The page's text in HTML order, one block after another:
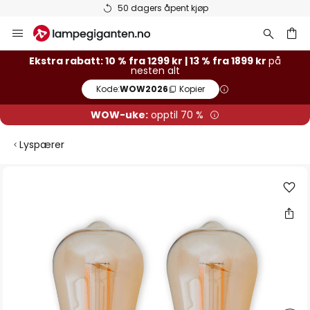
50 dagers åpent kjøp
Hopp
til
innhold
Ekstra rabatt: 10 % fra 1299 kr | 13 % fra 1899 kr på
nesten alt
Kode:WOW2026 Kopier
WOW-uke: opptil 70 %
Lyspærer
bildegalleri